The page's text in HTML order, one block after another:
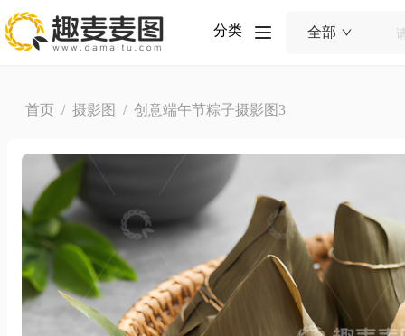
分类 全部
首页 / 摄影图 / 创意端午节粽子摄影图3